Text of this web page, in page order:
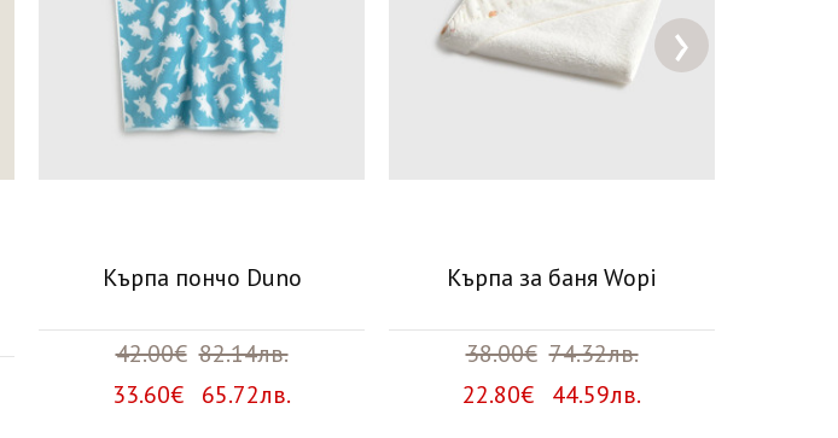
Кърпа пончо Duno
42.00€ 82.14лв.
33.60€ 65.72лв.
Кърпа за баня Wopi
38.00€ 74.32лв.
22.80€ 44.59лв.
›